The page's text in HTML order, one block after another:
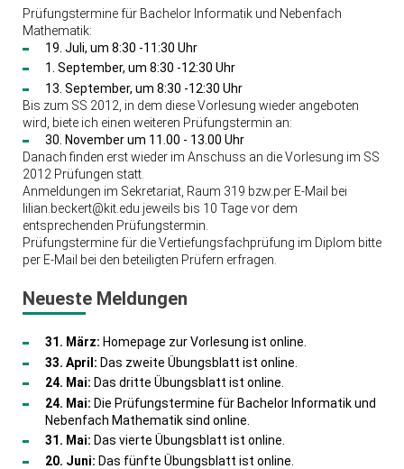
Prüfungstermine für Bachelor Informatik und Nebenfach
Mathematik:
19. Juli, um 8:30 -11:30 Uhr
1. September, um 8:30 -12:30 Uhr
13. September, um 8:30 -12:30 Uhr
Bis zum SS 2012, in dem diese Vorlesung wieder angeboten
wird, biete ich einen weiteren Prüfungstermin an:
30. November um 11.00 - 13.00 Uhr
Danach finden erst wieder im Anschuss an die Vorlesung im SS
2012 Prüfungen statt.
Anmeldungen im Sekretariat, Raum 319 bzw.per E-Mail bei
lilian.beckert@kit.edu jeweils bis 10 Tage vor dem
entsprechenden Prüfungstermin.
Prüfungstermine für die Vertiefungsfachprüfung im Diplom bitte
per E-Mail bei den beteiligten Prüfern erfragen.
Neueste Meldungen
31. März: Homepage zur Vorlesung ist online.
33. April: Das zweite Übungsblatt ist online.
24. Mai: Das dritte Übungsblatt ist online.
24. Mai: Die Prüfungstermine für Bachelor Informatik und
Nebenfach Mathematik sind online.
31. Mai: Das vierte Übungsblatt ist online.
20. Juni: Das fünfte Übungsblatt ist online.